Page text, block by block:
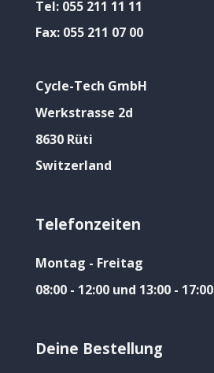
Tel: 055 211 11 11
Fax: 055 211 07 00
Cycle-Tech GmbH
Werkstrasse 2d
8630 Rüti
Switzerland
Telefonzeiten
Montag - Freitag
08:00 - 12:00 und 13:00 - 17:00
Deine Bestellung